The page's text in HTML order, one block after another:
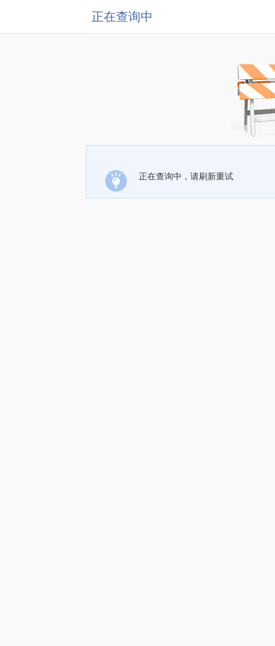
正在查询中
正在查询中，请刷新重试